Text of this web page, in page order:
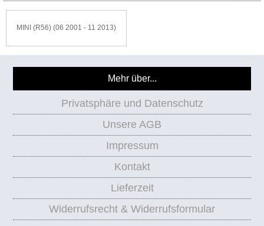
MINI (R56) (06 2001 - 11 2013)
Mehr über...
Privatsphäre und Datenschutz
Unsere AGB
Impressum
Kontakt
Lieferzeit
Widerrufsrecht & Widerrufsformular